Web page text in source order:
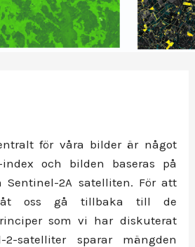
för våra bilder är något
index och bilden baseras på
Sentinel-2A satelliten. För att
låt oss gå tillbaka till de
som vi har diskuterat
2-satelliter sparar mängden